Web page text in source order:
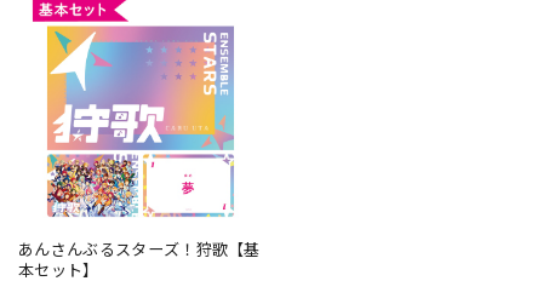
あんさんぶるスターズ！狩歌【基
本セット】